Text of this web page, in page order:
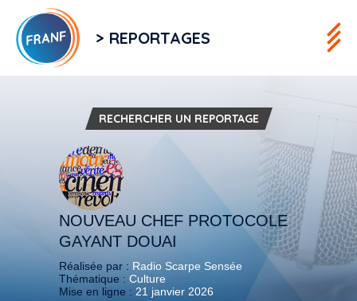
> REPORTAGES
RECHERCHER UN REPORTAGE
NOUVEAU CHEF PROTOCOLE
GAYANT DOUAI
Réalisée par : Radio Scarpe Sensée
Thématique : Culture
Mise en ligne : 21 janvier 2026